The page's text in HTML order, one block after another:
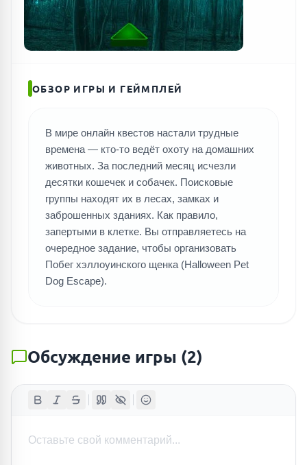
ОБЗОР ИГРЫ И ГЕЙМПЛЕЙ
В мире онлайн квестов настали трудные
времена — кто-то ведёт охоту на домашних
животных. За последний месяц исчезли
десятки кошечек и собачек. Поисковые
группы находят их в лесах, замках и
заброшенных зданиях. Как правило,
запертыми в клетке. Вы отправляетесь на
очередное задание, чтобы организовать
Побег хэллоуинского щенка (Halloween Pet
Dog Escape).
Обсуждение игры (2)